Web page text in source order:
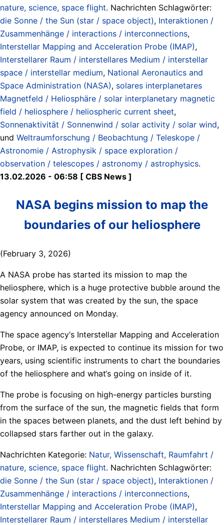
nature, science, space flight. Nachrichten Schlagwörter:
die Sonne / the Sun (star / space object), Interaktionen /
Zusammenhänge / interactions / interconnections,
Interstellar Mapping and Acceleration Probe (IMAP),
Interstellarer Raum / interstellares Medium / interstellar
space / interstellar medium, National Aeronautics and
Space Administration (NASA), solares interplanetares
Magnetfeld / Heliosphäre / solar interplanetary magnetic
field / heliosphere / heliospheric current sheet,
Sonnenaktivität / Sonnenwind / solar activity / solar wind,
und Weltraumforschung / Beobachtung / Teleskope /
Astronomie / Astrophysik / space exploration /
observation / telescopes / astronomy / astrophysics.
13.02.2026 - 06:58 [ CBS News ]
NASA begins mission to map the
boundaries of our heliosphere
(February 3, 2026)
A NASA probe has started its mission to map the
heliosphere, which is a huge protective bubble around the
solar system that was created by the sun, the space
agency announced on Monday.
The space agency‘s Interstellar Mapping and Acceleration
Probe, or IMAP, is expected to continue its mission for two
years, using scientific instruments to chart the boundaries
of the heliosphere and what‘s going on inside of it.
The probe is focusing on high-energy particles bursting
from the surface of the sun, the magnetic fields that form
in the spaces between planets, and the dust left behind by
collapsed stars farther out in the galaxy.
Nachrichten Kategorie: Natur, Wissenschaft, Raumfahrt /
nature, science, space flight. Nachrichten Schlagwörter:
die Sonne / the Sun (star / space object), Interaktionen /
Zusammenhänge / interactions / interconnections,
Interstellar Mapping and Acceleration Probe (IMAP),
Interstellarer Raum / interstellares Medium / interstellar